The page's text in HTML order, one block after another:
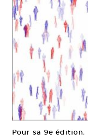
Pour sa 9e édition,